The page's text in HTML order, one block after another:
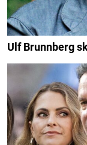
Ulf Brunnberg